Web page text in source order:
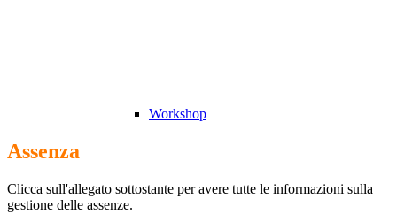
Workshop
Assenza
Clicca sull'allegato sottostante per avere tutte le informazioni sulla
gestione delle assenze.